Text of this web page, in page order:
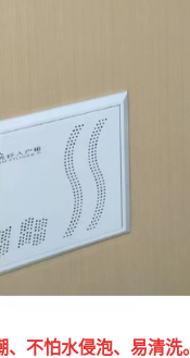
不怕水侵泡、易清洗